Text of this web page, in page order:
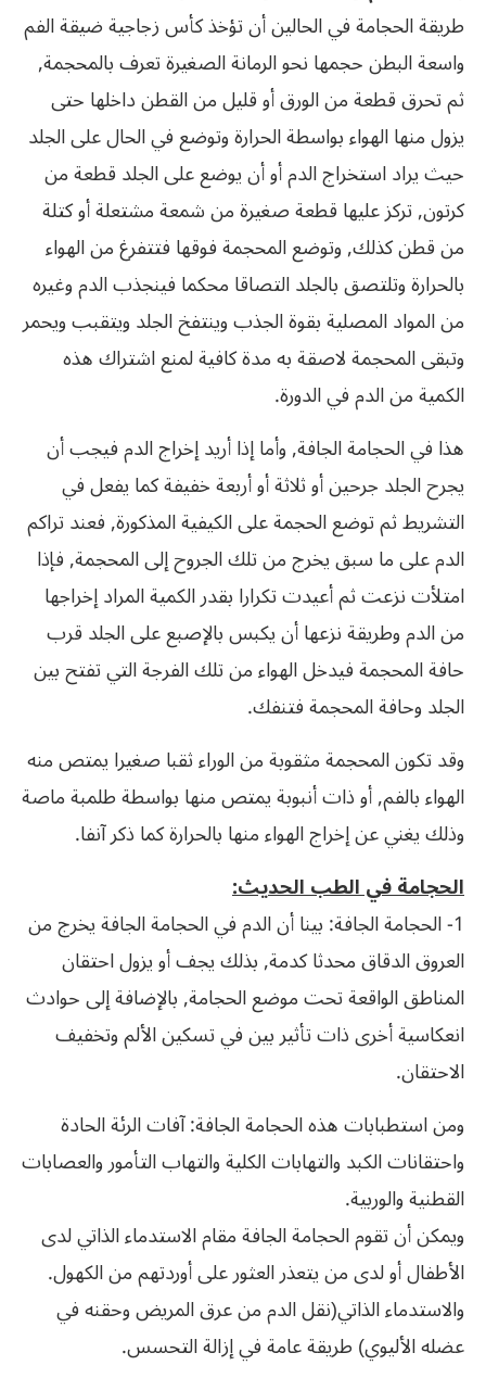
طريقة الحجامة في الحالين أن تؤخذ كأس زجاجية ضيقة الفم
واسعة البطن حجمها نحو الرمانة الصغيرة تعرف بالمحجمة,
ثم تحرق قطعة من الورق أو قليل من القطن داخلها حتى
يزول منها الهواء بواسطة الحرارة وتوضع في الحال على الجلد
حيث يراد استخراج الدم أو أن يوضع على الجلد قطعة من
كرتون, تركز عليها قطعة صغيرة من شمعة مشتعلة أو كتلة
من قطن كذلك, وتوضع المحجمة فوقها فتتفرغ من الهواء
بالحرارة وتلتصق بالجلد التصاقا محكما فينجذب الدم وغيره
من المواد المصلية بقوة الجذب وينتفخ الجلد ويتقبب ويحمر
وتبقى المحجمة لاصقة به مدة كافية لمنع اشتراك هذه
الكمية من الدم في الدورة.
هذا في الحجامة الجافة, وأما إذا أريد إخراج الدم فيجب أن
يجرح الجلد جرحين أو ثلاثة أو أربعة خفيفة كما يفعل في
التشريط ثم توضع الحجمة على الكيفية المذكورة, فعند تراكم
الدم على ما سبق يخرج من تلك الجروح إلى المحجمة, فإذا
امتلأت نزعت ثم أعيدت تكرارا بقدر الكمية المراد إخراجها
من الدم وطريقة نزعها أن يكبس بالإصبع على الجلد قرب
حافة المحجمة فيدخل الهواء من تلك الفرجة التي تفتح بين
الجلد وحافة المحجمة فتنفك.
وقد تكون المحجمة مثقوبة من الوراء ثقبا صغيرا يمتص منه
الهواء بالفم, أو ذات أنبوبة يمتص منها بواسطة طلمبة ماصة
وذلك يغني عن إخراج الهواء منها بالحرارة كما ذكر آنفا.
الحجامة في الطب الحديث:
1- الحجامة الجافة: بينا أن الدم في الحجامة الجافة يخرج من
العروق الدقاق محدثا كدمة, بذلك يجف أو يزول احتقان
المناطق الواقعة تحت موضع الحجامة, بالإضافة إلى حوادث
انعكاسية أخرى ذات تأثير بين في تسكين الألم وتخفيف
الاحتقان.
ومن استطبابات هذه الحجامة الجافة: آفات الرئة الحادة
واحتقانات الكبد والتهابات الكلية والتهاب التأمور والعصابات
القطنية والوربية.
ويمكن أن تقوم الحجامة الجافة مقام الاستدماء الذاتي لدى
الأطفال أو لدى من يتعذر العثور على أوردتهم من الكهول.
والاستدماء الذاتي(نقل الدم من عرق المريض وحقنه في
عضله الأليوي) طريقة عامة في إزالة التحسس.